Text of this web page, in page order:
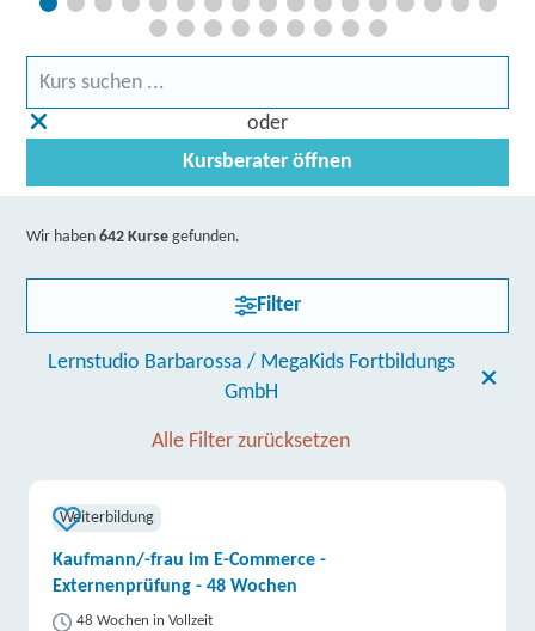
oder
Kursberater öffnen
Wir haben642 Kurse gefunden.
Filter
Lernstudio Barbarossa / MegaKids Fortbildungs
GmbH
Alle Filter zurücksetzen
Weiterbildung
Kaufmann/-frau im E-Commerce -
Externenprüfung - 48 Wochen
48 Wochen in Vollzeit